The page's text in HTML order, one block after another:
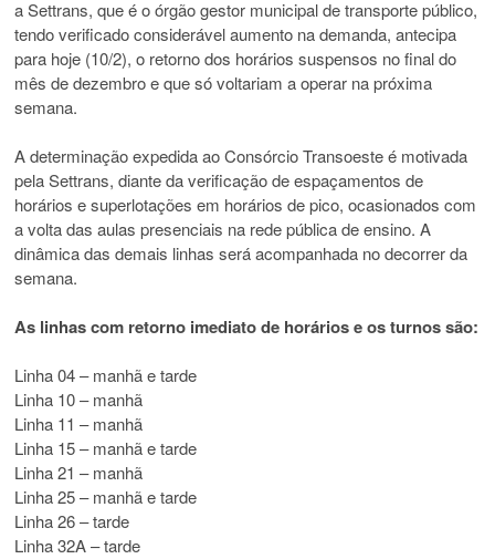
a Settrans, que é o órgão gestor municipal de transporte público,
tendo verificado considerável aumento na demanda, antecipa
para hoje (10/2), o retorno dos horários suspensos no final do
mês de dezembro e que só voltariam a operar na próxima
semana.
A determinação expedida ao Consórcio Transoeste é motivada
pela Settrans, diante da verificação de espaçamentos de
horários e superlotações em horários de pico, ocasionados com
a volta das aulas presenciais na rede pública de ensino. A
dinâmica das demais linhas será acompanhada no decorrer da
semana.
As linhas com retorno imediato de horários e os turnos são:
Linha 04 – manhã e tarde
Linha 10 – manhã
Linha 11 – manhã
Linha 15 – manhã e tarde
Linha 21 – manhã
Linha 25 – manhã e tarde
Linha 26 – tarde
Linha 32A – tarde